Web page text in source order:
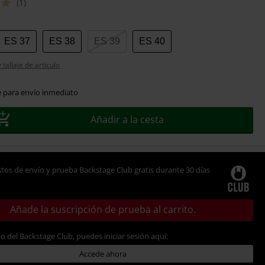
(1)
ES 37 ES 38 ES 39 ES 40
tallaje de artículo
para envío inmediato
Añadir a la cesta
de envío y prueba Backstage Club gratis durante 30 días
Añade la suscripción de prueba al carrito.
del Backstage Club, puedes iniciar sesión aquí:
Accede ahora